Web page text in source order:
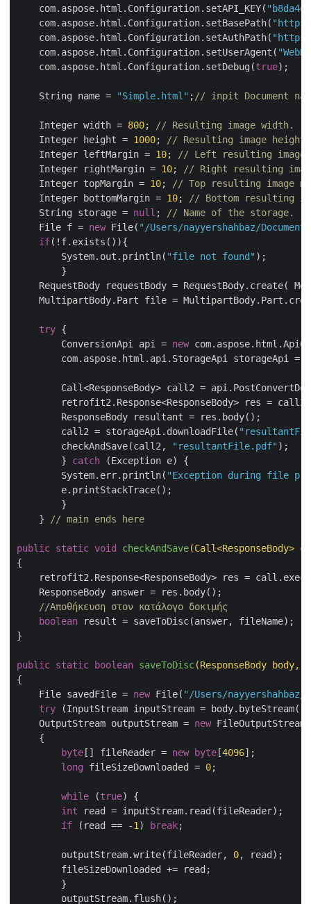
    com.aspose.html.Configuration.setAPI_KEY(
    com.aspose.html.Configuration.setBasePath(
    com.aspose.html.Configuration.setAuthPath(
    com.aspose.html.Configuration.setUserAgent(
    com.aspose.html.Configuration.setDebug(
true);
    String name =
"Simple.html" ; // inpit Document
    Integer width =
800;
// Resulting image width.
    Integer height =
1000;
// Resulting image height.
    Integer leftMargin =
10;
// Left resulting image
    Integer rightMargin =
10;
// Right resulting
    Integer topMargin =
10;
// Top resulting image
    Integer bottomMargin =
10;
// Bottom resulting
    String storage =
null ;
// Name of the storage.
    File f =
new File( "/Users/nayyershahbaz/
if(!f.exists()){
	System.out.println(
"file not found" );
RequestBody requestBody = RequestBody.create(
MultipartBody.Part file =
try {
	ConversionApi api =
new
	com.aspose.html.api.StorageApi storageApi =
Call<ResponseBody> call2 =
      	call2 = storageApi.downloadFile(
      	checkAndSave(call2,
"resultantFile.pdf" );
        }
catch (Exception e) {
	System.err.println(
"Exception during file
    }
// main ends here
public static void checkAndSave
{
retrofit2.Response<ResponseBody> res =
    ResponseBody answer = res.body();
//Αποθήκευση στον κατάλογο δοκιμής
boolean result = saveToDisc(answer, fileName);
}
public static boolean saveToDisc(ResponseBody
{
    File savedFile =
new File( "/Users/nayyershahbaz/
try (InputStream inputStream = body.byteStream();
    OutputStream outputStream =
new
    {
byte [] fileReader = new byte [4096];
long fileSizeDownloaded = 0;
while (true) {
int read = inputStream.read(fileReader);
if (read == -1 ) break;
	outputStream.write(fileReader,
0, read);